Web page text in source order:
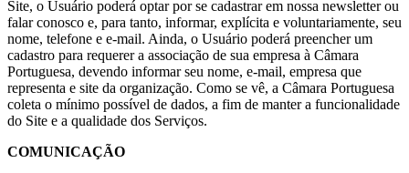
Site, o Usuário poderá optar por se cadastrar em nossa newsletter ou
falar conosco e, para tanto, informar, explícita e voluntariamente, seu
nome, telefone e e-mail. Ainda, o Usuário poderá preencher um
cadastro para requerer a associação de sua empresa à Câmara
Portuguesa, devendo informar seu nome, e-mail, empresa que
representa e site da organização. Como se vê, a Câmara Portuguesa
coleta o mínimo possível de dados, a fim de manter a funcionalidade
do Site e a qualidade dos Serviços.
COMUNICAÇÃO